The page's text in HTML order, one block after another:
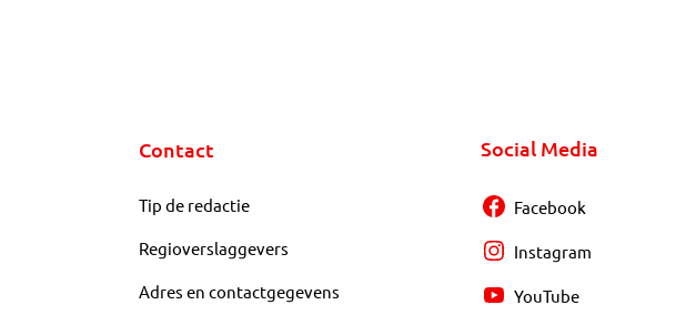
Contact
Tip de redactie
Regioverslaggevers
Adres en contactgegevens
Social Media
Facebook
Instagram
YouTube